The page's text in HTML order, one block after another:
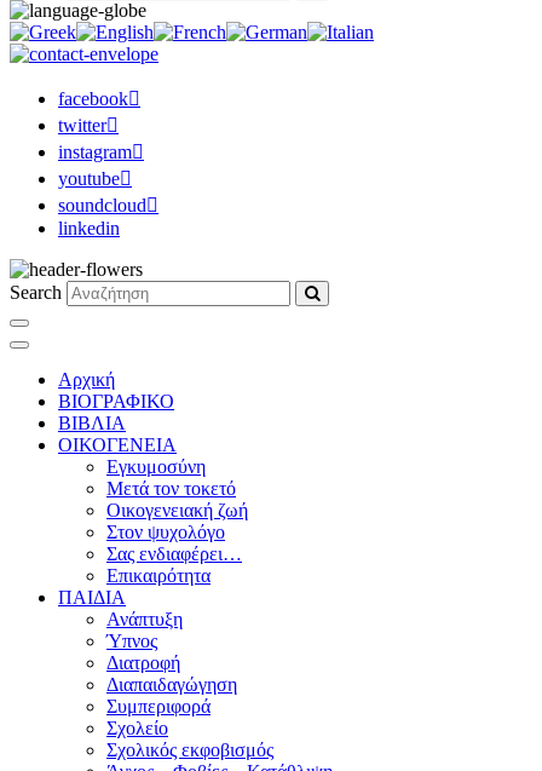
facebook
twitter
instagram
youtube
soundcloud
linkedin
Search
Αρχική
ΒΙΟΓΡΑΦΙΚΟ
ΒΙΒΛΙΑ
ΟΙΚΟΓΕΝΕΙΑ
Εγκυμοσύνη
Μετά τον τοκετό
Οικογενειακή ζωή
Στον ψυχολόγο
Σας ενδιαφέρει…
Επικαιρότητα
ΠΑΙΔΙΑ
Ανάπτυξη
Ύπνος
Διατροφή
Διαπαιδαγώγηση
Συμπεριφορά
Σχολείο
Σχολικός εκφοβισμός